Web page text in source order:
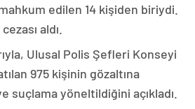
edilen 14 kişiden biriydi.
aldı.
Ulusal Polis Şefleri Konseyi
975 kişinin gözaltına
suçlama yöneltildiğini açıkladı.